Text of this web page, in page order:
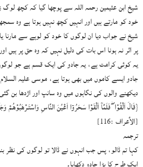
شیخ ابن عثیمین رحمہ اللہ سے پوچھا گیا کہ کچھ لوگ
خود کو مارتے ہیں اور انہیں کچھ نہیں ہوتا ہے وہ
شیخ نے جواب دیا ان لوگوں کا خود کو لوہے سے مارنا
پر اثر نہ ہونا اس بات کی دلیل نہیں کہ وہ حق پر ہیں
یہ کوئی کرامت ہے، یہ جادو کی ایک قسم ہے جو
جادو ایسے کاموں میں بھی ہوتا ہے، موسی علیہ
دیکھنے والوں کی نگاہوں میں وہ سانپ اور اژدھا بن
{قَالَ اَلْقُوْا ۖ فَلَمَّآ اَلْقَوْا سَحَرُوٓا اَعْيُنَ النَّاسِ وَاسْتَـرْهَبُوْهُـمْ
[الأعراف :116]
ترجمہ
کہا تم ڈالو، پس جب انہوں نے ڈالا تو لوگوں کی نظر